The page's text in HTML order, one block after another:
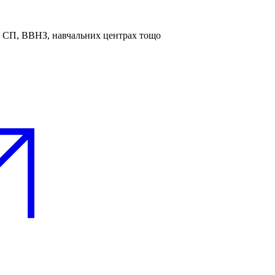
СП, ВВНЗ, навчальних центрах тощо